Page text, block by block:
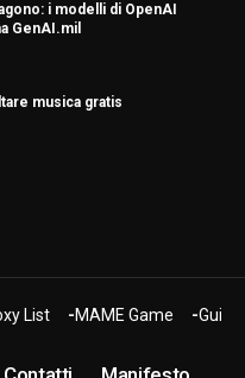
i modelli di OpenAI
GenAI.mil
musica gratis
List MAME Game Guide